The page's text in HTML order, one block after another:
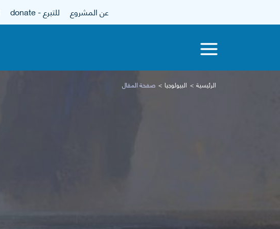
عن المشروع للتبرع - donate
الرئيسية البيولوجيا صفحة المقال